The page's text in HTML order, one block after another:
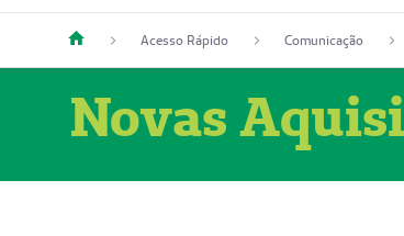
Acesso Rápido Comunicação
Novas